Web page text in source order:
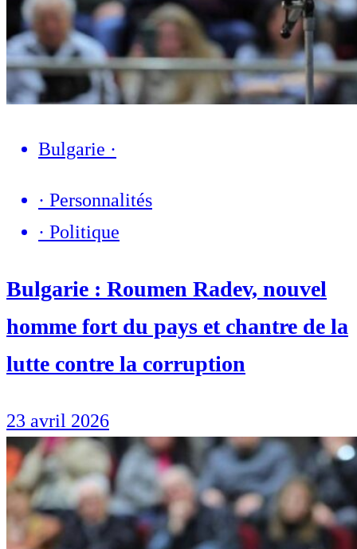
Bulgarie ·
· Personnalités
· Politique
Bulgarie : Roumen Radev, nouvel
homme fort du pays et chantre de la
lutte contre la corruption
23 avril 2026